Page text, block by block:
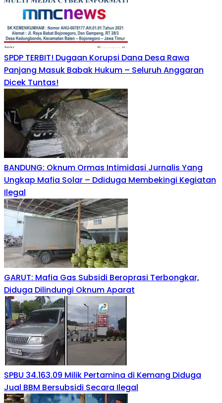
SPDP TERBIT! Dugaan Korupsi Dana Desa Rawa
Panjang Masuk Babak Hukum – Seluruh Anggaran
Dicek Tuntas!
BANDUNG: Oknum Ormas Intimidasi Jurnalis Yang
Ungkap Mafia Solar – Ddiduga Membekingi Kegiatan
Ilegal
GARUT: Mafia Gas Subsidi Beroprasi Terbongkar,
Diduga Dilindungi Oknum Aparat
SPBU 34.163.09 Milik Pertamina di Kemang Diduga
Jual BBM Bersubsidi Secara Ilegal